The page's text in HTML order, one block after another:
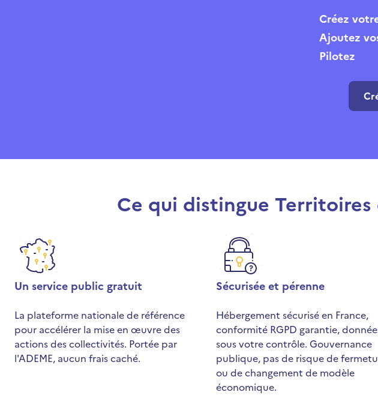
Créez
Ajoutez
Pilotez
Ce qui distingue
Un service public gratuit
La plateforme nationale de référence
pour accélérer la mise en œuvre des
actions des collectivités. Portée par
l'ADEME, aucun frais caché.
Sécurisée et pérenne
Hébergement sécurisé en France,
conformité RGPD garantie,
sous votre contrôle. Gouvernance
publique, pas de risque de
ou de changement de modèle
économique.